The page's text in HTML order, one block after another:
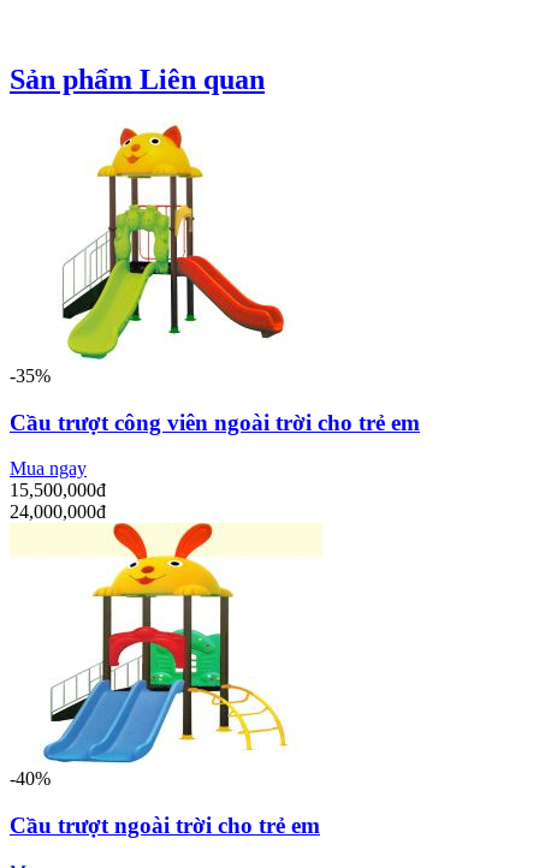
Sản phẩm Liên quan
-35%
Cầu trượt công viên ngoài trời cho trẻ em
Mua ngay
15,500,000đ
24,000,000đ
-40%
Cầu trượt ngoài trời cho trẻ em